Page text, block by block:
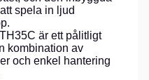
spela in ljud
är ett pålitligt
kombination av
och enkel hantering